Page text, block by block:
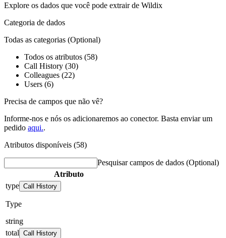
Explore os dados que você pode extrair de Wildix
Categoria de dados
Todas as categorias (Optional)
Todos os atributos (58)
Call History (30)
Colleagues (22)
Users (6)
Precisa de campos que não vê?
Informe-nos e nós os adicionaremos ao conector. Basta enviar um
pedido aqui..
Atributos disponíveis (58)
Pesquisar campos de dados (Optional)
Atributo
type Call History
Type
string
total Call History